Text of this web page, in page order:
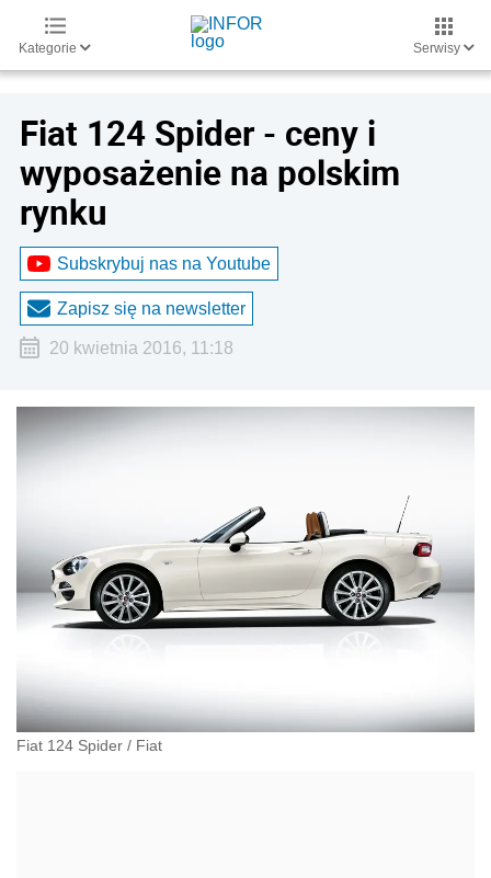
Kategorie Serwisy
Fiat 124 Spider - ceny i
wyposażenie na polskim
rynku
Subskrybuj nas na Youtube
Zapisz się na newsletter
20 kwietnia 2016, 11:18
Fiat 124 Spider / Fiat